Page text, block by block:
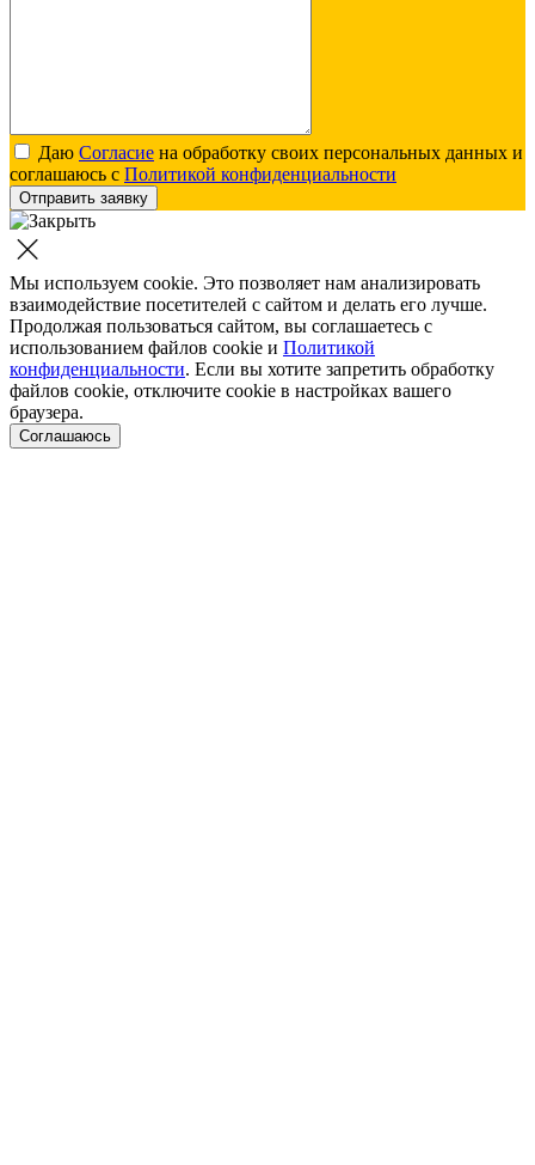
Даю Согласие на обработку своих персональных данных и
соглашаюсь с Политикой конфиденциальности
Отправить заявку
Мы используем cookie. Это позволяет нам анализировать
взаимодействие посетителей с сайтом и делать его лучше.
Продолжая пользоваться сайтом, вы соглашаетесь с
использованием файлов cookie и Политикой
конфиденциальности. Если вы хотите запретить обработку
файлов cookie, отключите cookie в настройках вашего
браузера.
Соглашаюсь